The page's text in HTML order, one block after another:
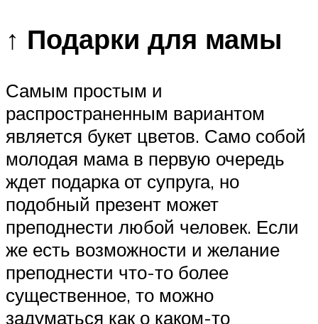
↑ Подарки для мамы
Самым простым и
распространенным вариантом
является букет цветов. Само собой
молодая мама в первую очередь
ждет подарка от супруга, но
подобный презент может
преподнести любой человек. Если
же есть возможности и желание
преподнести что-то более
существенное, то можно
задуматься как о каком-то